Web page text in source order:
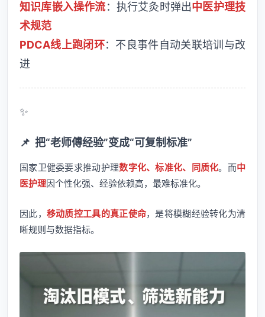
知识库嵌入操作流：执行艾灸时弹出中医护理技
术规范
PDCA线上跑闭环：不良事件自动关联培训与改
进
✨
📌 把“老师傅经验”变成“可复制标准”
国家卫健委要求推动护理数字化、标准化、同质化。而中
医护理因个性化强、经验依赖高，最难标准化。
因此， 移动质控工具的真正使命，是将模糊经验转化为清
晰规则与数据指标。